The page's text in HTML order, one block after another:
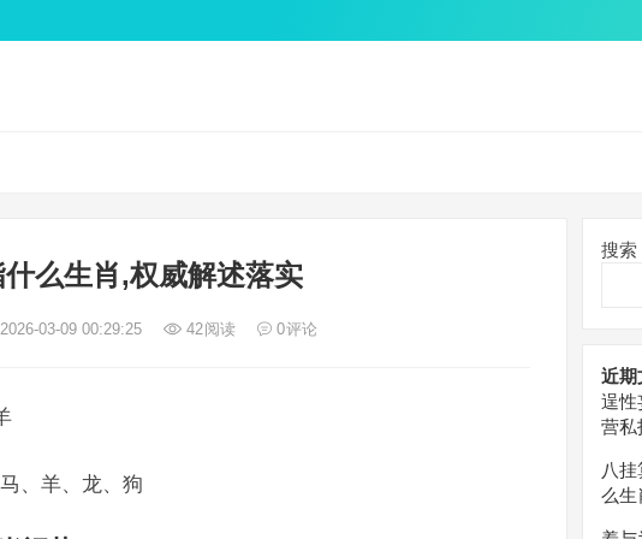
么生肖,权威解述落实
03-09 00:29:25 42阅读 0评论
、羊、龙、狗
搜索
近期
逞性
营私
八
么生